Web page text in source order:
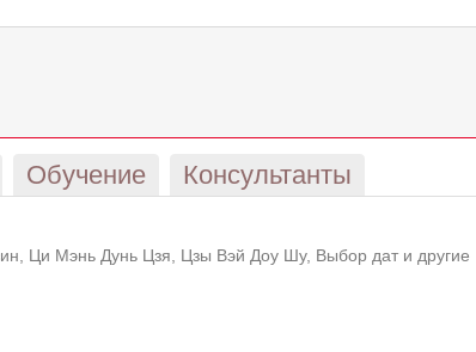
Обучение Консультанты
Ци Мэнь Дунь Цзя, Цзы Вэй Доу Шу, Выбор дат и другие